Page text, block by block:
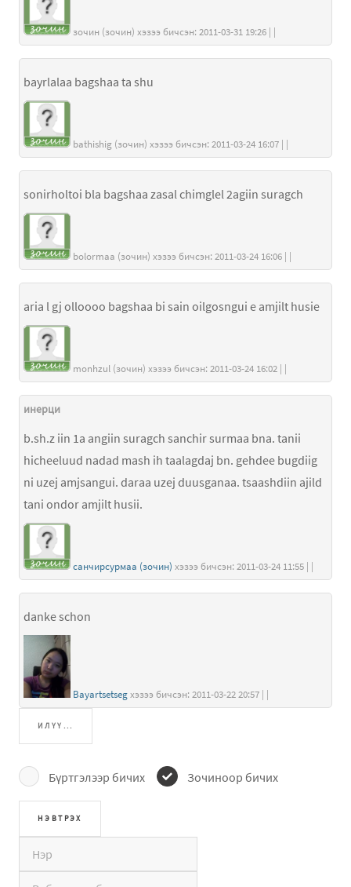
зочин (зочин) хэзээ бичсэн: 2011-03-31 19:26 | |
bayrlalaa bagshaa ta shu
bathishig (зочин) хэзээ бичсэн: 2011-03-24 16:07 | |
sonirholtoi bla bagshaa zasal chimglel 2agiin suragch
bolormaa (зочин) хэзээ бичсэн: 2011-03-24 16:06 | |
aria l gj olloooo bagshaa bi sain oilgosngui e amjilt husie
monhzul (зочин) хэзээ бичсэн: 2011-03-24 16:02 | |
инерци
b.sh.z iin 1a angiin suragch sanchir surmaa bna. tanii
hicheeluud nadad mash ih taalagdaj bn. gehdee bugdiig
ni uzej amjsangui. daraa uzej duusganaa. tsaashdiin ajild
tani ondor amjilt husii.
санчирсурмаа (зочин) хэзээ бичсэн: 2011-03-24 11:55 | |
danke schon
Bayartsetseg хэзээ бичсэн: 2011-03-22 20:57 | |
ИЛҮҮ...
Бүртгэлээр бичих Зочиноор бичих